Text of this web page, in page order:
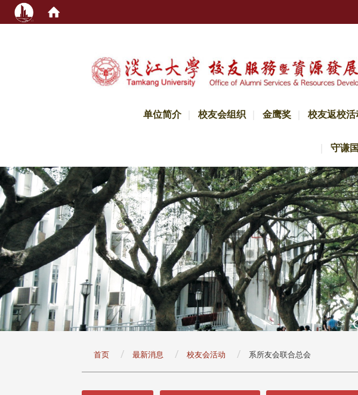
单位简介 校友会组织 金鹰奖 校友返校活
守谦
首页 最新消息 校友会活动 系所友会联合总会